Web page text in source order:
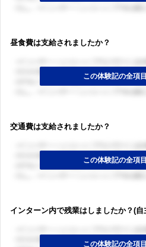
昼食費は支給されましたか？
交通費は支給されましたか？
インターン内で残業はしましたか？(